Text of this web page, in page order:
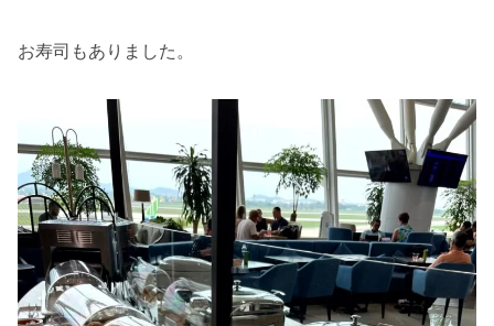
お寿司もありました。